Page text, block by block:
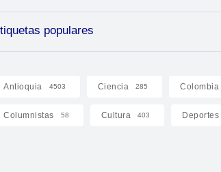
populares
Antioquia 4503 Ciencia 285 Colombia
Columnistas 58 Cultura 403 Deportes